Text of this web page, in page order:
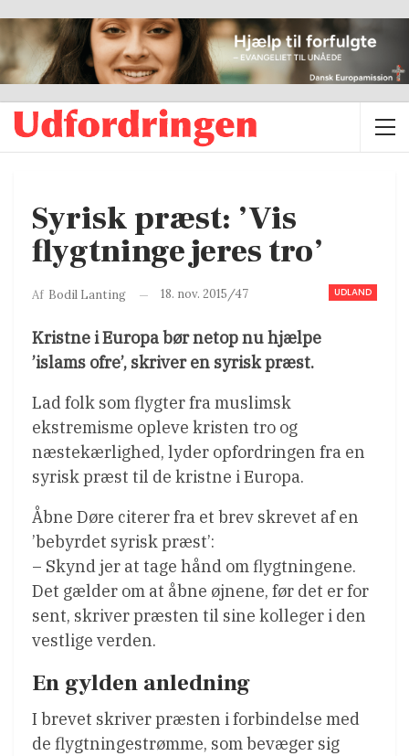
Syrisk præst: ’Vis
flygtninge jeres tro’
UDLAND
Af Bodil Lanting 18. nov. 2015/47
Kristne i Europa bør netop nu hjælpe
’islams ofre’, skriver en syrisk præst.
Lad folk som flygter fra muslimsk
ekstremisme opleve kristen tro og
næstekærlighed, lyder opfordringen fra en
syrisk præst til de kristne i Europa.
Åbne Døre citerer fra et brev skrevet af en
’bebyrdet syrisk præst’:
– Skynd jer at tage hånd om flygtningene.
Det gælder om at åbne øjnene, før det er for
sent, skriver præsten til sine kolleger i den
vestlige verden.
En gylden anledning
I brevet skriver præsten i forbindelse med
de flygtningestrømme, som bevæger sig